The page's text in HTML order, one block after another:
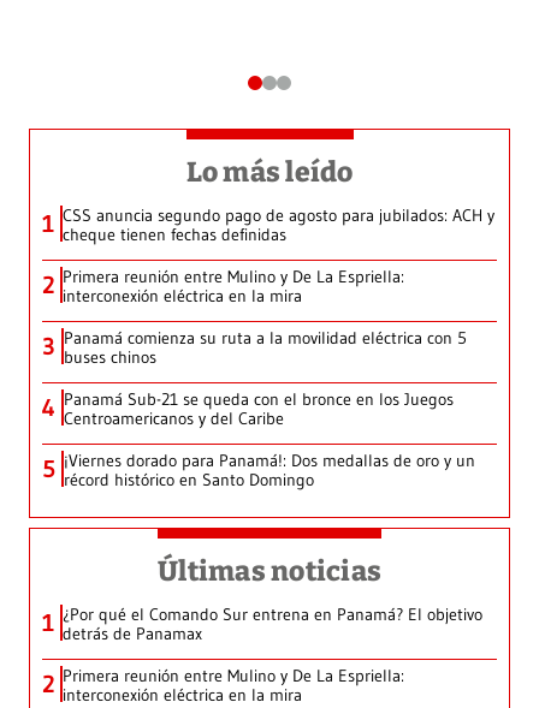
Lo más leído
1 CSS anuncia segundo pago de agosto para jubilados: ACH y
cheque tienen fechas definidas
2 Primera reunión entre Mulino y De La Espriella:
interconexión eléctrica en la mira
3 Panamá comienza su ruta a la movilidad eléctrica con 5
buses chinos
4 Panamá Sub-21 se queda con el bronce en los Juegos
Centroamericanos y del Caribe
5 ¡Viernes dorado para Panamá!: Dos medallas de oro y un
récord histórico en Santo Domingo
Últimas noticias
1 ¿Por qué el Comando Sur entrena en Panamá? El objetivo
detrás de Panamax
2 Primera reunión entre Mulino y De La Espriella:
interconexión eléctrica en la mira